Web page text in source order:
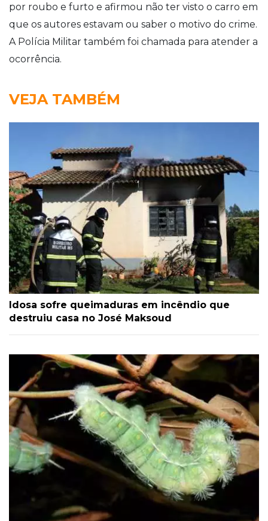
por roubo e furto e afirmou não ter visto o carro em
que os autores estavam ou saber o motivo do crime.
A Polícia Militar também foi chamada para atender a
ocorrência.
VEJA TAMBÉM
Idosa sofre queimaduras em incêndio que
destruiu casa no José Maksoud